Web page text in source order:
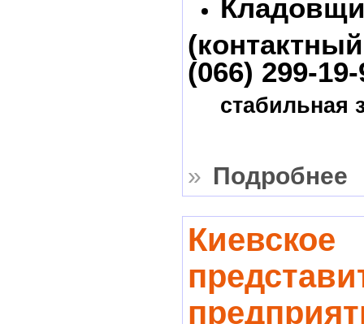
(066) 299-
стабильная
» Подробнее
Киевское